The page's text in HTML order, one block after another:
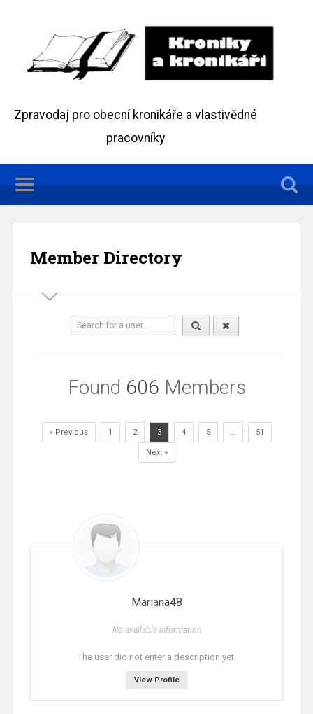
Zpravodaj pro obecní kronikáře a vlastivědné
pracovníky
Member Directory
Found 606 Members
« Previous 1 2 3 4 5 … 51
Next »
Mariana48
No available information
The user did not enter a description yet.
View Profile